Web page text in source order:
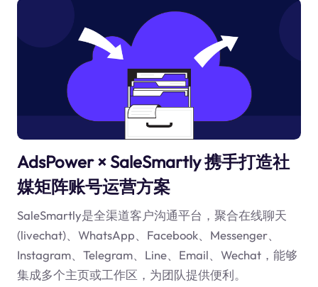
AdsPower × SaleSmartly 携手打造社
媒矩阵账号运营方案
SaleSmartly是全渠道客户沟通平台，聚合在线聊天
(livechat)、WhatsApp、Facebook、Messenger、
Instagram、Telegram、Line、Email、Wechat，能够
集成多个主页或工作区，为团队提供便利。